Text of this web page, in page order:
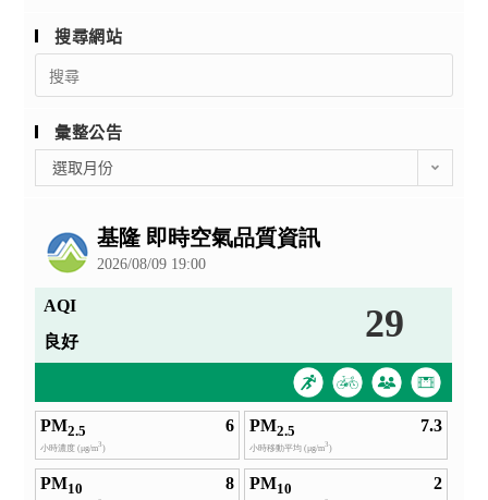
搜尋網站
Search
for:
彙整公告
整
選取月份